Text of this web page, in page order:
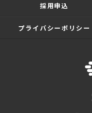
採用申込
プライバシーポリシー